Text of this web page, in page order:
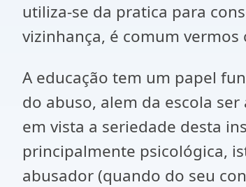
utiliza-se da pratica para
vizinhança, é comum
A educação tem um papel
do abuso, alem da escola
em vista a seriedade desta
principalmente psicológica,
abusador (quando do seu